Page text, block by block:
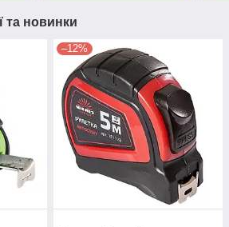
та новинки
–12%